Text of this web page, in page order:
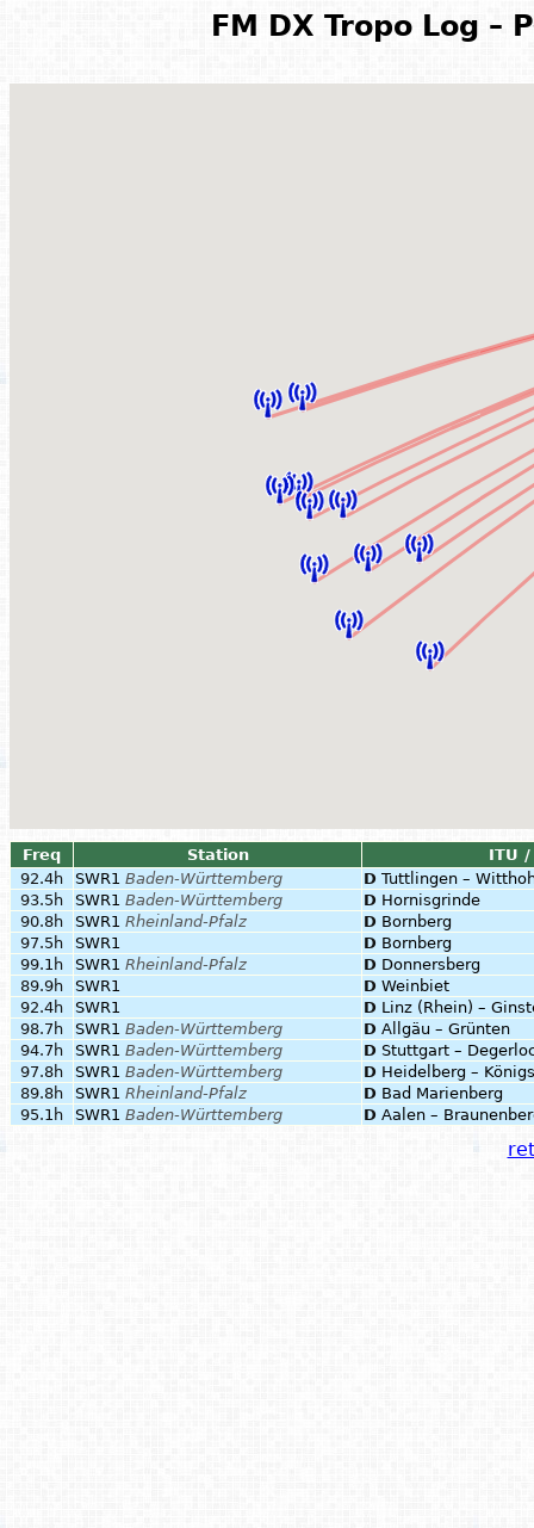
FM DX Tropo Log –
Freq Station
ITU
92.4h
SWR1 Baden-Württemberg D Tuttlingen –
93.5h
SWR1 Baden-Württemberg D Hornisgrinde
90.8h
SWR1 Rheinland-Pfalz D Bornberg
97.5h
SWR1 D Bornberg
99.1h
SWR1 Rheinland-Pfalz D Donnersberg
89.9h
SWR1 D Weinbiet
92.4h
SWR1 D Linz (Rhein) –
98.7h
SWR1 Baden-Württemberg D Allgäu – Grünten
94.7h
SWR1 Baden-Württemberg D Stuttgart –
97.8h
SWR1 Baden-Württemberg D Heidelberg –
89.8h
SWR1 Rheinland-Pfalz D Bad Marienberg
95.1h
SWR1 Baden-Württemberg D Aalen –